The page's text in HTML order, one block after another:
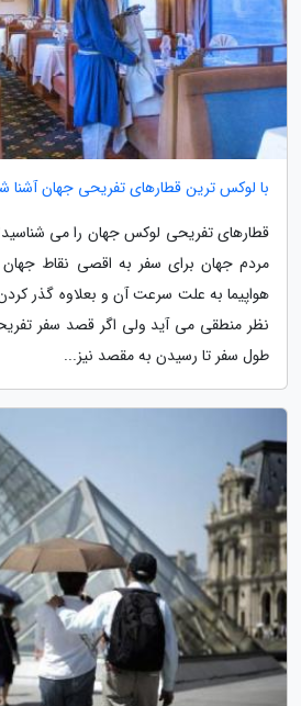
با لوکس ترین قطارهای تفریحی جهان آشنا
قطارهای تفریحی لوکس جهان را می
مردم جهان برای سفر به اقصی نقاط جهان
هواپیما به علت سرعت آن و بعلاوه گذر
نظر منطقی می آید ولی اگر قصد سفر
طول سفر تا رسیدن به مقصد نیز...